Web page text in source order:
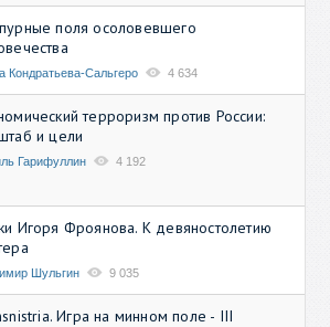
поля осоловевшего
Кондратьева-Сальгеро 4 634
терроризм против России:
и цели
Гарифуллин 4 192
Игоря Фроянова. К девяностолетию
Шульгин 9 035
Игра на минном поле - III